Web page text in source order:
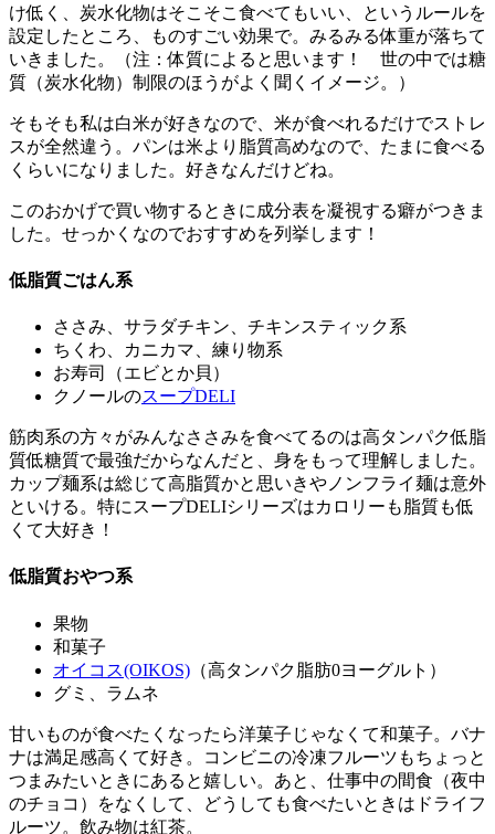
け低く、炭水化物はそこそこ食べてもいい、というルールを
設定したところ、ものすごい効果で。みるみる体重が落ちて
いきました。（注：体質によると思います！ 世の中では糖
質（炭水化物）制限のほうがよく聞くイメージ。）
そもそも私は白米が好きなので、米が食べれるだけでストレ
スが全然違う。パンは米より脂質高めなので、たまに食べる
くらいになりました。好きなんだけどね。
このおかげで買い物するときに成分表を凝視する癖がつきま
した。せっかくなのでおすすめを列挙します！
低脂質ごはん系
ささみ、サラダチキン、チキンスティック系
ちくわ、カニカマ、練り物系
お寿司（エビとか貝）
クノールのスープDELI
筋肉系の方々がみんなささみを食べてるのは高タンパク低脂
質低糖質で最強だからなんだと、身をもって理解しました。
カップ麺系は総じて高脂質かと思いきやノンフライ麺は意外
といける。特にスープDELIシリーズはカロリーも脂質も低
くて大好き！
低脂質おやつ系
果物
和菓子
オイコス(OIKOS) （高タンパク脂肪0ヨーグルト）
グミ、ラムネ
甘いものが食べたくなったら洋菓子じゃなくて和菓子。バナ
ナは満足感高くて好き。コンビニの冷凍フルーツもちょっと
つまみたいときにあると嬉しい。あと、仕事中の間食（夜中
のチョコ）をなくして、どうしても食べたいときはドライフ
ルーツ。飲み物は紅茶。